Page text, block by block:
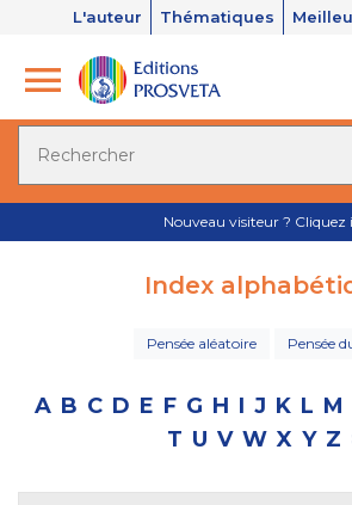
L'auteur Thématiques
Nouveau visiteur ? Cliquez
Index
Pensée aléatoire Pensée
A B C D E F G H I J K L M
T U V W X Y Z